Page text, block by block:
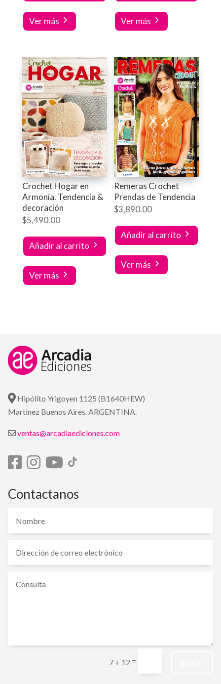
Ver más Ver más
Crochet Hogar en
Armonia. Tendencia &
decoración
$5,490.00
Añadir al carrito
Ver más
Remeras Crochet
Prendas de Tendencia
$3,890.00
Añadir al carrito
Ver más
Hipólito Yrigoyen 1125 (B1640HEW)
Martinez Buenos Aires. ARGENTINA.
ventas@arcadiaediciones.com
Contactanos
7 + 12 =